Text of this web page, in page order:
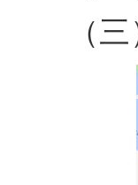
（